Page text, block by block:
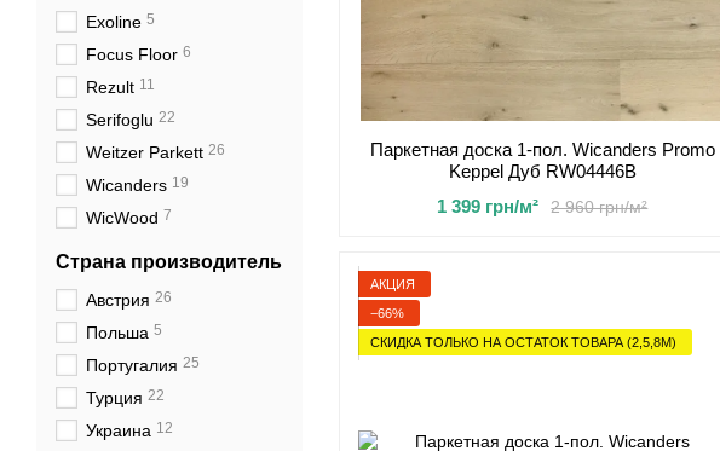
Паркетная доска 1-пол. Wicanders Promo
Keppel Дуб RW04446В
2 960 грн/м²
1 399 грн/м²
АКЦИЯ
−66%
СКИДКА ТОЛЬКО НА ОСТАТОК ТОВАРА (2,5,8М)
Exoline 5
Focus Floor 6
Rezult 11
Serifoglu 22
Weitzer Parkett 26
Wicanders 19
WicWood 7
Страна производитель
Австрия 26
Польша 5
Португалия 25
Турция 22
Украина 12